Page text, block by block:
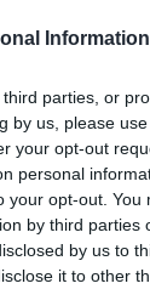
Information
parties, or
by us, please
your opt-out
personal
opt-out.
by third parties
by us to
it to other